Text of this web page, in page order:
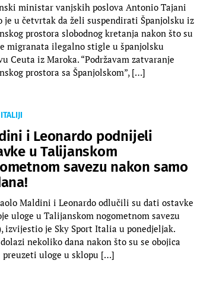
ministar vanjskih poslova Antonio Tajani
je u četvrtak da želi suspendirati Španjolsku iz
prostora slobodnog kretanja nakon što su
migranata ilegalno stigle u španjolsku
Ceuta iz Maroka. “Podržavam zatvaranje
prostora sa Španjolskom”, […]
i Leonardo podnijeli
u Talijanskom
savezu nakon samo
Maldini i Leonardo odlučili su dati ostavke
uloge u Talijanskom nogometnom savezu
izvijestio je Sky Sport Italia u ponedjeljak.
nekoliko dana nakon što su se obojica
uloge u sklopu […]